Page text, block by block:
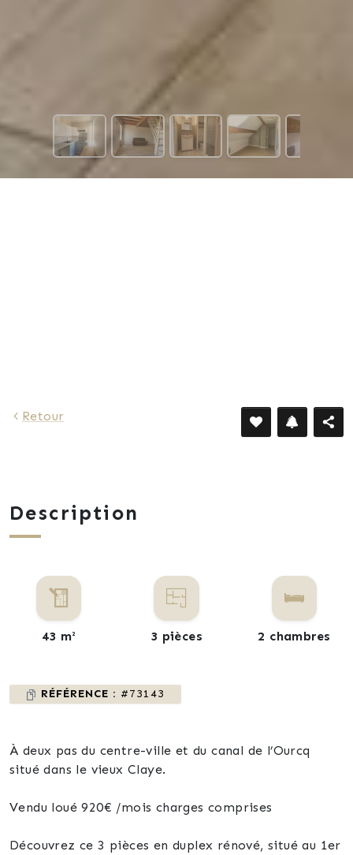
Retour
Description
43 m² 3 pièces 2 chambres
RÉFÉRENCE : #73143
À deux pas du centre-ville et du canal de l’Ourcq
situé dans le vieux Claye.
Vendu loué 920€ /mois charges comprises
Découvrez ce 3 pièces en duplex rénové, situé au 1er